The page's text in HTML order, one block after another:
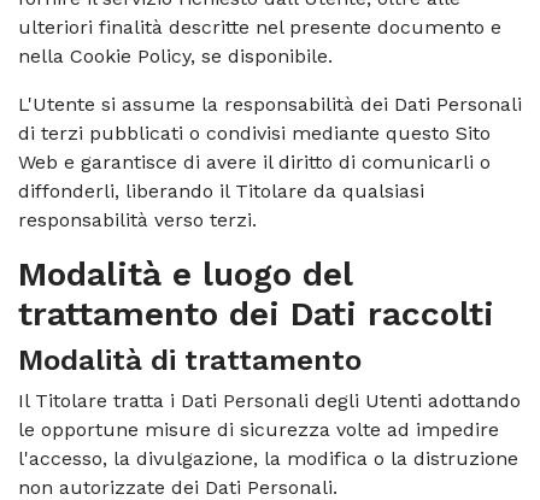
ulteriori finalità descritte nel presente documento e
nella Cookie Policy, se disponibile.
L'Utente si assume la responsabilità dei Dati Personali
di terzi pubblicati o condivisi mediante questo Sito
Web e garantisce di avere il diritto di comunicarli o
diffonderli, liberando il Titolare da qualsiasi
responsabilità verso terzi.
Modalità e luogo del
trattamento dei Dati raccolti
Modalità di trattamento
Il Titolare tratta i Dati Personali degli Utenti adottando
le opportune misure di sicurezza volte ad impedire
l'accesso, la divulgazione, la modifica o la distruzione
non autorizzate dei Dati Personali.